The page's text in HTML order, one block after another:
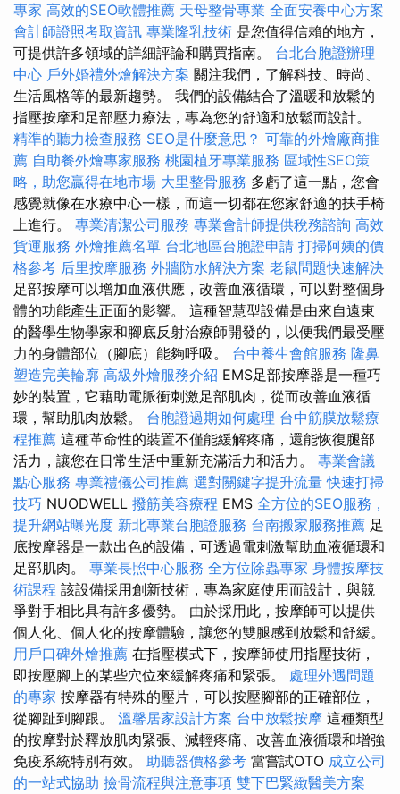
專家 高效的SEO軟體推薦 天母整骨專業 全面安養中心方案
會計師證照考取資訊 專業隆乳技術 是您值得信賴的地方，
可提供許多領域的詳細評論和購買指南。 台北台胞證辦理
中心 戶外婚禮外燴解決方案 關注我們，了解科技、時尚、
生活風格等的最新趨勢。 我們的設備結合了溫暖和放鬆的
指壓按摩和足部壓力療法，專為您的舒適和放鬆而設計。
精準的聽力檢查服務 SEO是什麼意思？ 可靠的外燴廠商推
薦 自助餐外燴專家服務 桃園植牙專業服務 區域性SEO策
略，助您贏得在地市場 大里整骨服務 多虧了這一點，您會
感覺就像在水療中心一樣，而這一切都在您家舒適的扶手椅
上進行。 專業清潔公司服務 專業會計師提供稅務諮詢 高效
貨運服務 外燴推薦名單 台北地區台胞證申請 打掃阿姨的價
格參考 后里按摩服務 外牆防水解決方案 老鼠問題快速解決
足部按摩可以增加血液供應，改善血液循環，可以對整個身
體的功能產生正面的影響。 這種智慧型設備是由來自遠東
的醫學生物學家和腳底反射治療師開發的，以便我們最受壓
力的身體部位（腳底）能夠呼吸。 台中養生會館服務 隆鼻
塑造完美輪廓 高級外燴服務介紹 EMS足部按摩器是一種巧
妙的裝置，它藉助電脈衝刺激足部肌肉，從而改善血液循
環，幫助肌肉放鬆。 台胞證過期如何處理 台中筋膜放鬆療
程推薦 這種革命性的裝置不僅能緩解疼痛，還能恢復腿部
活力，讓您在日常生活中重新充滿活力和活力。 專業會議
點心服務 專業禮儀公司推薦 選對關鍵字提升流量 快速打掃
技巧 NUODWELL 撥筋美容療程 EMS 全方位的SEO服務，
提升網站曝光度 新北專業台胞證服務 台南搬家服務推薦 足
底按摩器是一款出色的設備，可透過電刺激幫助血液循環和
足部肌肉。 專業長照中心服務 全方位除蟲專家 身體按摩技
術課程 該設備採用創新技術，專為家庭使用而設計，與競
爭對手相比具有許多優勢。 由於採用此，按摩師可以提供
個人化、個人化的按摩體驗，讓您的雙腿感到放鬆和舒緩。
用戶口碑外燴推薦 在指壓模式下，按摩師使用指壓技術，
即按壓腳上的某些穴位來緩解疼痛和緊張。 處理外遇問題
的專家 按摩器有特殊的壓片，可以按壓腳部的正確部位，
從腳趾到腳跟。 溫馨居家設計方案 台中放鬆按摩 這種類型
的按摩對於釋放肌肉緊張、減輕疼痛、改善血液循環和增強
免疫系統特別有效。 助聽器價格參考 當嘗試OTO 成立公司
的一站式協助 撿骨流程與注意事項 雙下巴緊緻醫美方案